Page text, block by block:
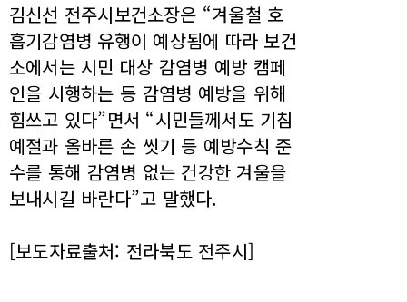
김신선 전주시보건소장은 “겨울철 호
흡기감염병 유행이 예상됨에 따라 보건
소에서는 시민 대상 감염병 예방 캠페
인을 시행하는 등 감염병 예방을 위해
힘쓰고 있다”면서 “시민들께서도 기침
예절과 올바른 손 씻기 등 예방수칙 준
수를 통해 감염병 없는 건강한 겨울을
보내시길 바란다”고 말했다.
[보도자료출처: 전라북도 전주시]